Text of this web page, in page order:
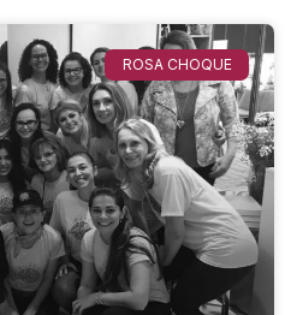
ROSA CHOQUE